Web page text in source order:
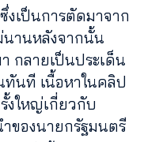
เป็นการตัดมาจาก
นานหลังจากนั้น
กลายเป็นประเด็น
ทันที เนื้อหาในคลิป
งใหญ่เกี่ยวกับ
ของนายกรัฐมนตรี